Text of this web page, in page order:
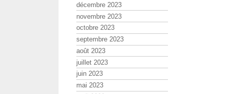
décembre 2023
novembre 2023
octobre 2023
septembre 2023
août 2023
juillet 2023
juin 2023
mai 2023